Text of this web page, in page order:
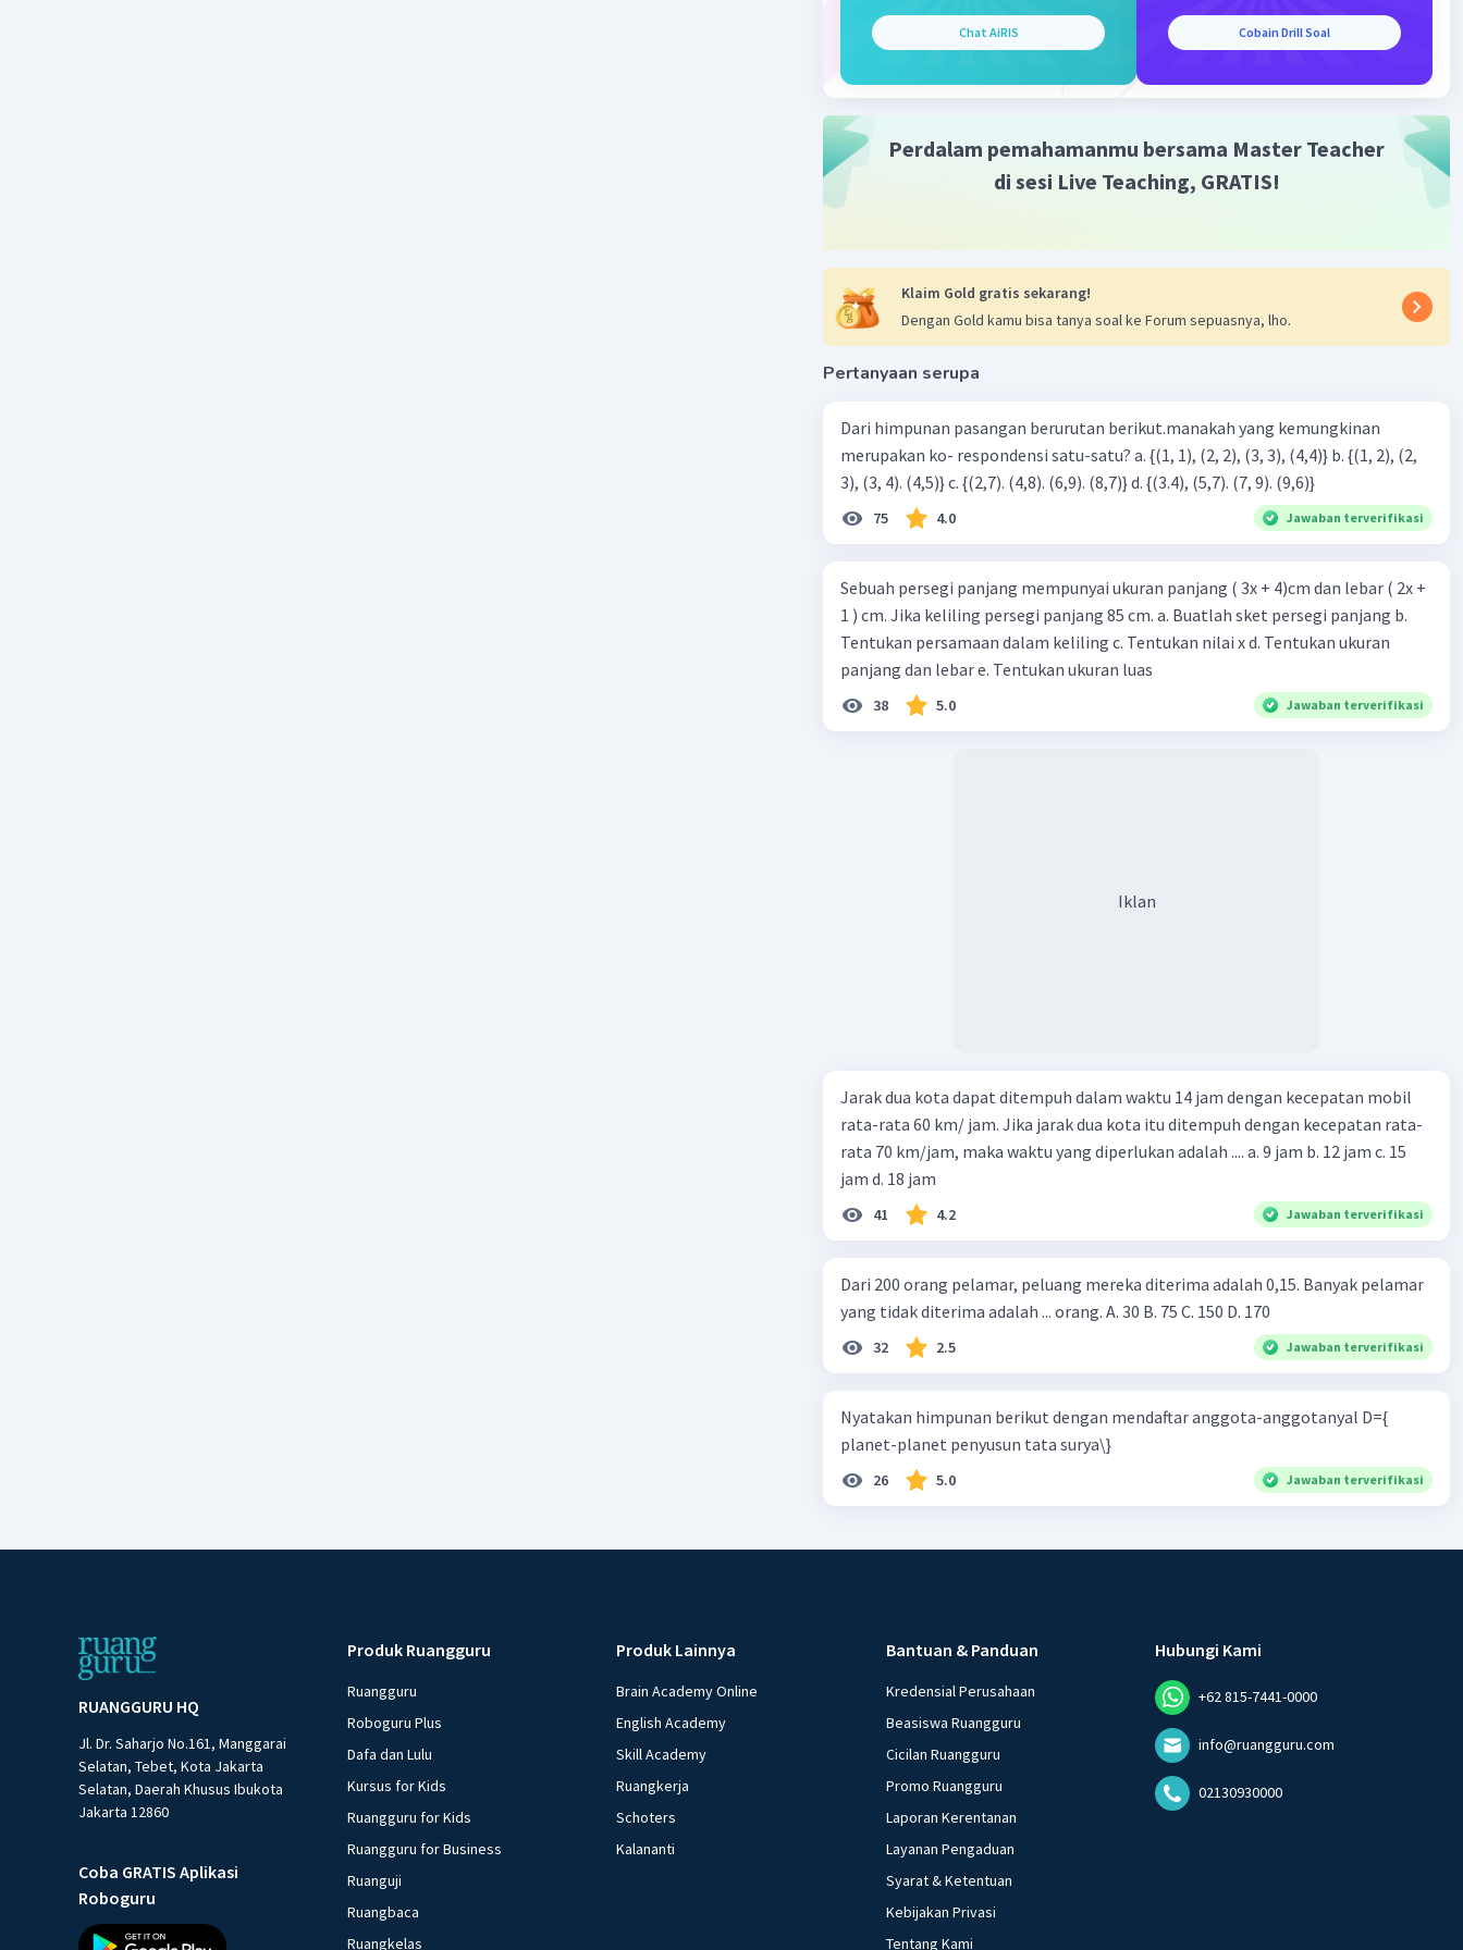
Chat AiRIS Cobain Drill Soal
Perdalam pemahamanmu bersama Master Teacher
di sesi Live Teaching, GRATIS!
Klaim Gold gratis sekarang!
Dengan Gold kamu bisa tanya soal ke Forum sepuasnya, lho.
Pertanyaan serupa
Dari himpunan pasangan berurutan berikut.manakah yang kemungkinan
merupakan ko- respondensi satu-satu? a. {(1, 1), (2, 2), (3, 3), (4,4)} b. {(1, 2), (2,
3), (3, 4). (4,5)} c. {(2,7). (4,8). (6,9). (8,7)} d. {(3.4), (5,7). (7, 9). (9,6)}
75 4.0 Jawaban terverifikasi
Sebuah persegi panjang mempunyai ukuran panjang ( 3x + 4)cm dan lebar ( 2x +
1 ) cm. Jika keliling persegi panjang 85 cm. a. Buatlah sket persegi panjang b.
Tentukan persamaan dalam keliling c. Tentukan nilai x d. Tentukan ukuran
panjang dan lebar e. Tentukan ukuran luas
38 5.0 Jawaban terverifikasi
Iklan
Jarak dua kota dapat ditempuh dalam waktu 14 jam dengan kecepatan mobil
rata-rata 60 km/ jam. Jika jarak dua kota itu ditempuh dengan kecepatan rata-
rata 70 km/jam, maka waktu yang diperlukan adalah .... a. 9 jam b. 12 jam c. 15
jam d. 18 jam
41 4.2 Jawaban terverifikasi
Dari 200 orang pelamar, peluang mereka diterima adalah 0,15. Banyak pelamar
yang tidak diterima adalah ... orang. A. 30 B. 75 C. 150 D. 170
32 2.5 Jawaban terverifikasi
Nyatakan himpunan berikut dengan mendaftar anggota-anggotanyal D={
planet-planet penyusun tata surya\}
26 5.0 Jawaban terverifikasi
RUANGGURU HQ
Jl. Dr. Saharjo No.161, Manggarai
Selatan, Tebet, Kota Jakarta
Selatan, Daerah Khusus Ibukota
Jakarta 12860
Coba GRATIS Aplikasi
Roboguru
Produk Ruangguru
Ruangguru
Roboguru Plus
Dafa dan Lulu
Kursus for Kids
Ruangguru for Kids
Ruangguru for Business
Ruanguji
Ruangbaca
Ruangkelas
Produk Lainnya
Brain Academy Online
English Academy
Skill Academy
Ruangkerja
Schoters
Kalananti
Bantuan & Panduan
Kredensial Perusahaan
Beasiswa Ruangguru
Cicilan Ruangguru
Promo Ruangguru
Laporan Kerentanan
Layanan Pengaduan
Syarat & Ketentuan
Kebijakan Privasi
Tentang Kami
Hubungi Kami
+62 815-7441-0000
info@ruangguru.com
02130930000